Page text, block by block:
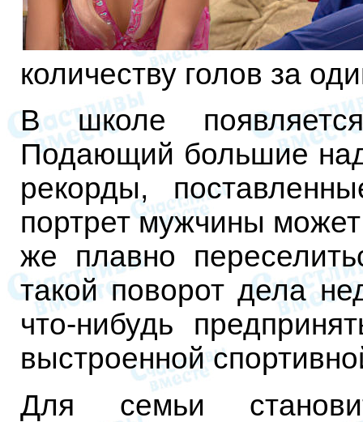
количеству голов за
В школе
Подающий большие
рекорды,
портрет мужчины может
же плавно
такой поворот дела
что-нибудь
выстроенной
Для семьи